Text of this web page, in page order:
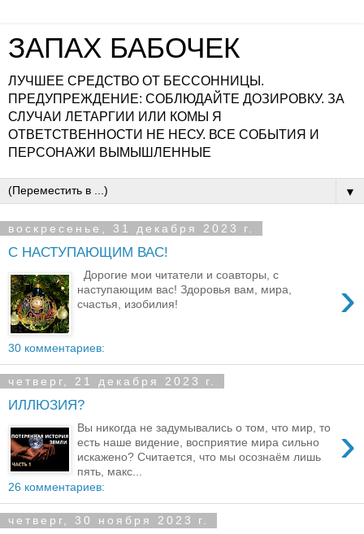
ЗАПАХ БАБОЧЕК
ЛУЧШЕЕ СРЕДСТВО ОТ БЕССОННИЦЫ.
ПРЕДУПРЕЖДЕНИЕ: СОБЛЮДАЙТЕ ДОЗИРОВКУ. ЗА
СЛУЧАИ ЛЕТАРГИИ ИЛИ КОМЫ Я
ОТВЕТСТВЕННОСТИ НЕ НЕСУ. ВСЕ СОБЫТИЯ И
ПЕРСОНАЖИ ВЫМЫШЛЕННЫЕ
▼
воскресенье, 31 декабря 2023 г.
С НАСТУПАЮЩИМ ВАС!
›
Дорогие мои читатели и соавторы, с
наступающим вас! Здоровья вам, мира,
счастья, изобилия!
30 комментариев:
четверг, 21 декабря 2023 г.
ИЛЛЮЗИЯ?
›
Вы никогда не задумывались о том, что мир, то
есть наше видение, восприятие мира сильно
искажено? Считается, что мы осознаём лишь
пять, макс...
26 комментариев:
четверг, 30 ноября 2023 г.